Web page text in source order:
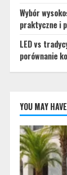
Wybór
praktyczne i
LED vs
porównanie
YOU MAY